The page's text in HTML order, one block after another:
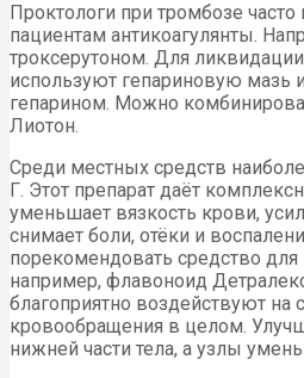
Проктологи при тромбозе
пациентам антикоагулянты.
троксерутоном. Для
используют гепариновую мазь
гепарином. Можно
Лиотон.
Среди местных средств
Г. Этот препарат даёт
уменьшает вязкость крови,
снимает боли, отёки и
порекомендовать средство
например, флавоноид
благоприятно воздействуют на
кровообращения в целом.
нижней части тела, а узлы